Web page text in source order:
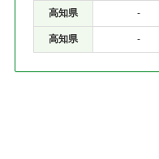
高知県 -
高知県 -